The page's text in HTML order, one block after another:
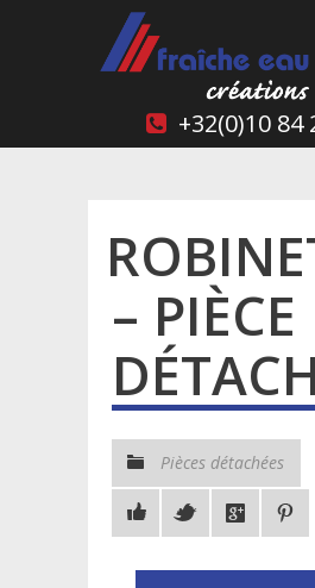
+32(0)10 84
– PIÈCE
Pièces détachées